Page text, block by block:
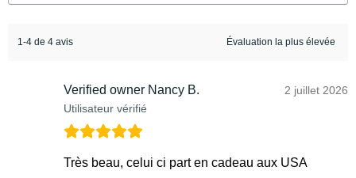
1-4 de 4 avis
Verified owner Nancy B.
Utilisateur vérifié
2 juillet 2026
Très beau, celui ci part en cadeau aux USA